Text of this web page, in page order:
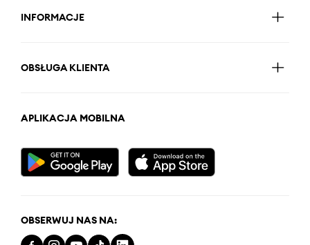
INFORMACJE
OBSŁUGA KLIENTA
APLIKACJA MOBILNA
OBSERWUJ NAS NA: